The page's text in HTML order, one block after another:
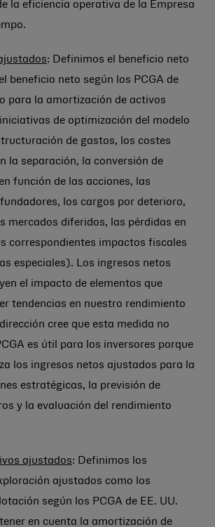
la eficiencia operativa de la Empresa
: Definimos el beneficio neto
beneficio neto según los PCGA de
para la amortización de activos
de optimización del modelo
de gastos, los costes
la separación, la conversión de
función de las acciones, las
los cargos por deterioro,
mercados diferidos, las pérdidas en
correspondientes impactos fiscales
especiales). Los ingresos netos
el impacto de elementos que
tendencias en nuestro rendimiento
cree que esta medida no
es útil para los inversores porque
los ingresos netos ajustados para la
estratégicas, la previsión de
y la evaluación del rendimiento
ajustados: Definimos los
ajustados como los
según los PCGA de EE. UU.
en cuenta la amortización de